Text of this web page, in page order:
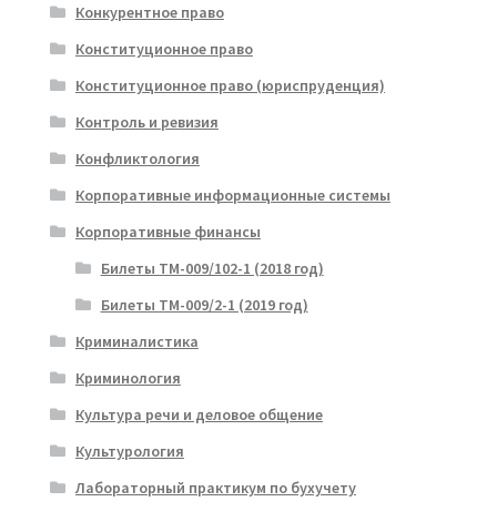
Конкурентное право
Конституционное право
Конституционное право (юриспруденция)
Контроль и ревизия
Конфликтология
Корпоративные информационные системы
Корпоративные финансы
Билеты ТМ-009/102-1 (2018 год)
Билеты ТМ-009/2-1 (2019 год)
Криминалистика
Криминология
Культура речи и деловое общение
Культурология
Лабораторный практикум по бухучету